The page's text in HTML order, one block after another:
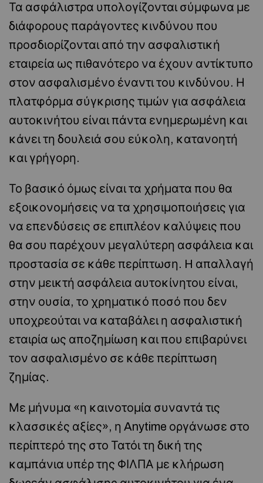
Τα ασφάλιστρα υπολογίζονται σύμφωνα με
διάφορους παράγοντες κινδύνου που
προσδιορίζονται από την ασφαλιστική
εταιρεία ως πιθανότερο να έχουν αντίκτυπο
στον ασφαλισμένο έναντι του κινδύνου. Η
πλατφόρμα σύγκρισης τιμών για ασφάλεια
αυτοκινήτου είναι πάντα ενημερωμένη και
κάνει τη δουλειά σου εύκολη, κατανοητή
και γρήγορη.
Το βασικό όμως είναι τα χρήματα που θα
εξοικονομήσεις να τα χρησιμοποιήσεις για
να επενδύσεις σε επιπλέον καλύψεις που
θα σου παρέχουν μεγαλύτερη ασφάλεια και
προστασία σε κάθε περίπτωση. H απαλλαγή
στην μεικτή ασφάλεια αυτοκίνητου είναι,
στην ουσία, το χρηματικό ποσό που δεν
υποχρεούται να καταβάλει η ασφαλιστική
εταιρία ως αποζημίωση και που επιβαρύνει
τον ασφαλισμένο σε κάθε περίπτωση
ζημίας.
Με μήνυμα «η καινοτομία συναντά τις
κλασσικές αξίες», η Anytime οργάνωσε στο
περίπτερό της στο Τατόι τη δική της
καμπάνια υπέρ της ΦΙΛΠΑ με κλήρωση